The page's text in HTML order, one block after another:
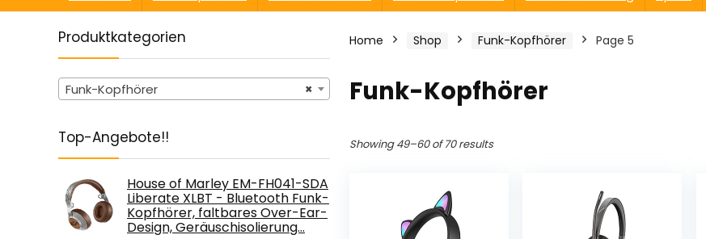
Produktkategorien
×
Funk-Kopfhörer
Top-Angebote!!
House of Marley EM-FH041-SDA
Liberate XLBT - Bluetooth Funk-
Kopfhörer, faltbares Over-Ear-
Design, Geräuschisolierung…
Home Shop Funk-Kopfhörer Page 5
Funk-Kopfhörer
Showing 49–60 of 70 results